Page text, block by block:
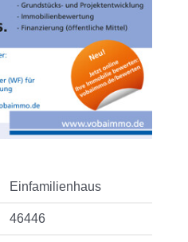
Einfamilienhaus
46446